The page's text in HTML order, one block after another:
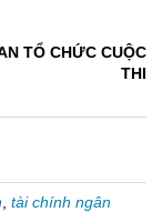
CUỘC
THI
tài chính ngân